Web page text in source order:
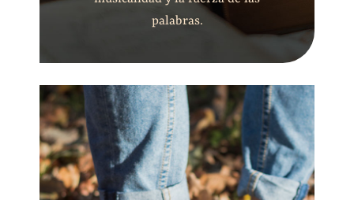
palabras.